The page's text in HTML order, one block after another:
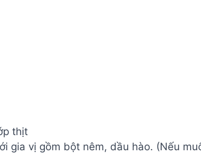
thịt
gia vị gồm bột nêm, dầu hào. (Nếu